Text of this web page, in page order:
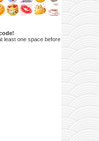
least one space before